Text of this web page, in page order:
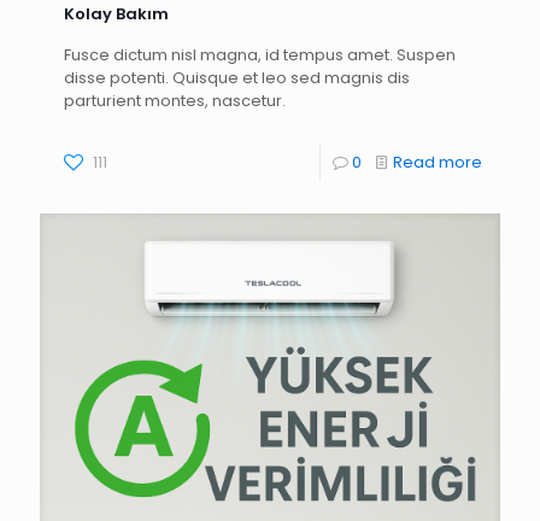
Kolay Bakım
Fusce dictum nisl magna, id tempus amet. Suspen
disse potenti. Quisque et leo sed magnis dis
parturient montes, nascetur.
111 0 Read more